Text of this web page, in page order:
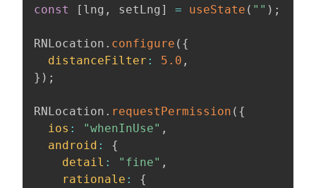
const
[ lng , setLng ] = useState ( "" ) ;
RNLocation . configure ( {
distanceFilter : 5.0 ,
} ) ;
RNLocation . requestPermission ( {
ios : "whenInUse" ,
android :
{
detail : "fine" ,
rationale :
{